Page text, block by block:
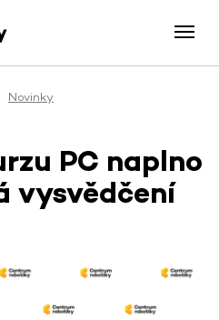
Novinky
PC naplno
vysvědčení